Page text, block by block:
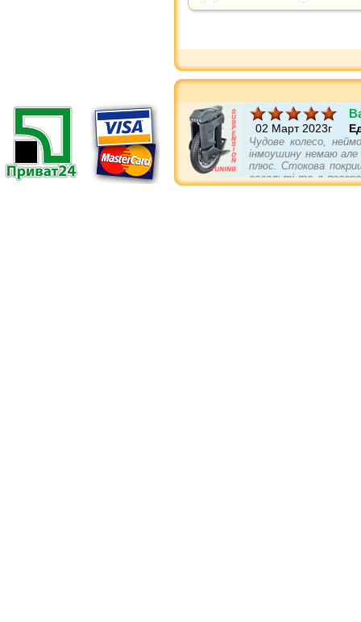
02 Март 2023г
Чудове колесо,
інмоушину немаю але
плюс. Стокова
асвальті та в